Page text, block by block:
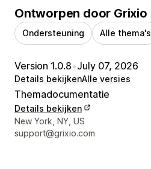
Ontworpen door Grixio
Ondersteuning Alle thema's
Version 1.0.8•July 07, 2026
Details bekijkenAlle versies
Themadocumentatie
Details bekijken
Contactgegevens ontwerper
New York, NY, US
support@grixio.com